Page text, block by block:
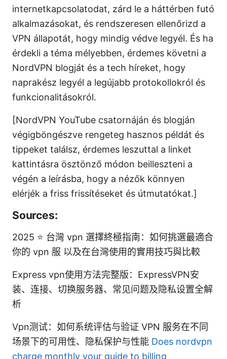
internetkapcsolatodat, zárd le a háttérben futó
alkalmazásokat, és rendszeresen ellenőrizd a
VPN állapotát, hogy mindig védve legyél. És ha
érdekli a téma mélyebben, érdemes követni a
NordVPN blogját és a tech híreket, hogy
naprakész legyél a legújabb protokollokról és
funkcionalitásokról.
[NordVPN YouTube csatornáján és blogján
végigböngészve rengeteg hasznos példát és
tippeket találsz, érdemes leszuttal a linket
kattintásra ösztönző módon beilleszteni a
végén a leírásba, hogy a nézők könnyen
elérjék a friss frissítéseket és útmutatókat.]
Sources:
2025 ⭐ 台灣 vpn 選擇終極指南：如何挑選最適合
你的 vpn 服 以及在台灣使用的實用技巧與比較
Express vpn使用方法完整版：ExpressVPN安
装、连接、切换服务器、常见问题及隐私设置全解
析
Vpn测试：如何系统评估与验证 VPN 服务在不同
场景下的可用性、隐私保护与性能 Does nordvpn
charge monthly your guide to billing